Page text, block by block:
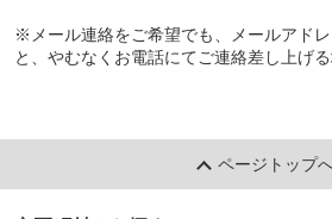
※メール連絡をご希望でも、メールアド
と、やむなくお電話にてご連絡差し上げる
ページトップ